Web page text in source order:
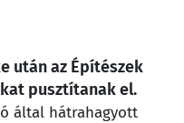
után az Építészek
pusztítanak el.
által hátrahagyott